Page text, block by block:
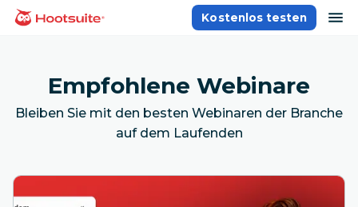
Direkt
zumHomepage
Kostenlos testen
Empfohlene Webinare
Bleiben Sie mit den besten Webinaren der Branche
auf dem Laufenden